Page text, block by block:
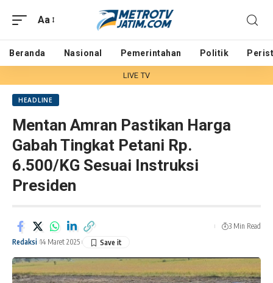
Aa
Beranda Nasional Pemerintahan Politik
LIVE TV
HEADLINE
Mentan Amran Pastikan Harga
Gabah Tingkat Petani Rp.
6.500/KG Sesuai Instruksi
Presiden
Redaksi 14 Maret 2025
3 Min Read